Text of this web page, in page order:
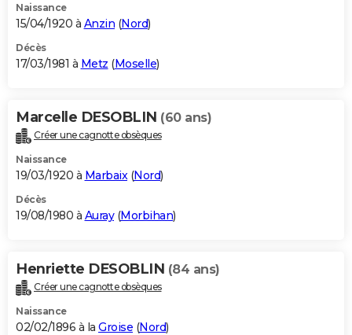
Naissance
15/04/1920 à Anzin (Nord)
Décès
17/03/1981 à Metz (Moselle)
Marcelle DESOBLIN (60 ans)
Créer une cagnotte obsèques
Naissance
19/03/1920 à Marbaix(Nord)
Décès
19/08/1980 à Auray(Morbihan)
Henriette DESOBLIN (84 ans)
Créer une cagnotte obsèques
Naissance
02/02/1896 à la Groise (Nord)